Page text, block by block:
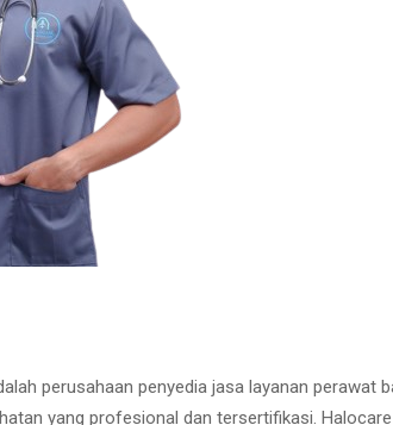
perusahaan penyedia jasa layanan
yang profesional dan tersertifikasi.